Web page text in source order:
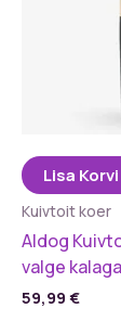
Lisa Korvi
Kuivtoit koer
Aldog
valge
59,99 €